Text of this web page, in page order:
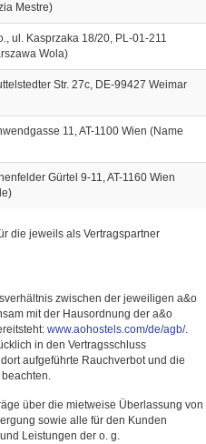
Mestre)
ul. Kasprzaka 18/20, PL-01-211
Wola)
Str. 27c, DE-99427 Weimar
11, AT-1100 Wien (Name
Gürtel 9-11, AT-1160 Wien
die jeweils als Vertragspartner
zwischen der jeweiligen a&o
mit der Hausordnung der a&o
www.aohostels.com/de/agb/.
in den Vertragsschluss
aufgeführte Rauchverbot und die
über die mietweise Überlassung von
sowie alle für den Kunden
Leistungen der o. g.